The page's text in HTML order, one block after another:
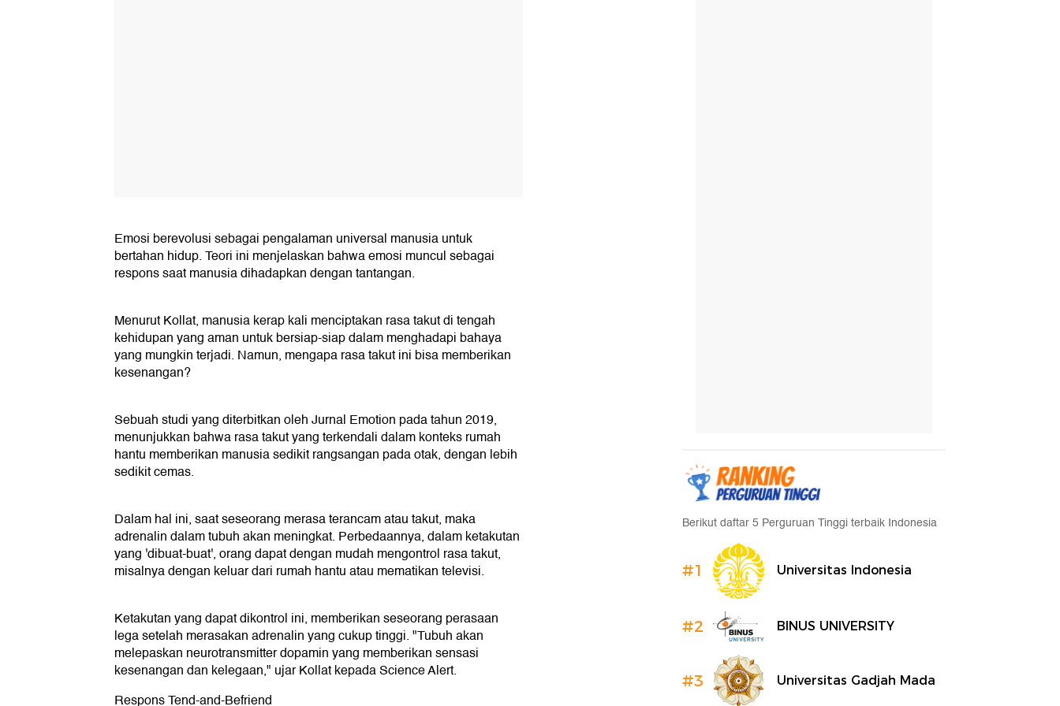
Emosi berevolusi sebagai pengalaman universal manusia untuk
bertahan hidup. Teori ini menjelaskan bahwa emosi muncul sebagai
respons saat manusia dihadapkan dengan tantangan.
Menurut Kollat, manusia kerap kali menciptakan rasa takut di tengah
kehidupan yang aman untuk bersiap-siap dalam menghadapi bahaya
yang mungkin terjadi. Namun, mengapa rasa takut ini bisa memberikan
kesenangan?
Sebuah studi yang diterbitkan oleh Jurnal Emotion pada tahun 2019,
menunjukkan bahwa rasa takut yang terkendali dalam konteks rumah
hantu memberikan manusia sedikit rangsangan pada otak, dengan lebih
sedikit cemas.
Dalam hal ini, saat seseorang merasa terancam atau takut, maka
adrenalin dalam tubuh akan meningkat. Perbedaannya, dalam ketakutan
yang 'dibuat-buat', orang dapat dengan mudah mengontrol rasa takut,
misalnya dengan keluar dari rumah hantu atau mematikan televisi.
Ketakutan yang dapat dikontrol ini, memberikan seseorang perasaan
lega setelah merasakan adrenalin yang cukup tinggi. "Tubuh akan
melepaskan neurotransmitter dopamin yang memberikan sensasi
kesenangan dan kelegaan," ujar Kollat kepada Science Alert.
Respons Tend-and-Befriend
Berikut daftar 5 Perguruan Tinggi terbaik Indonesia
#1 Universitas Indonesia
#2 BINUS UNIVERSITY
#3 Universitas Gadjah Mada